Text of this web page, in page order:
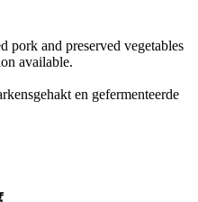
pork and preserved vegetables
available.
en gefermenteerde